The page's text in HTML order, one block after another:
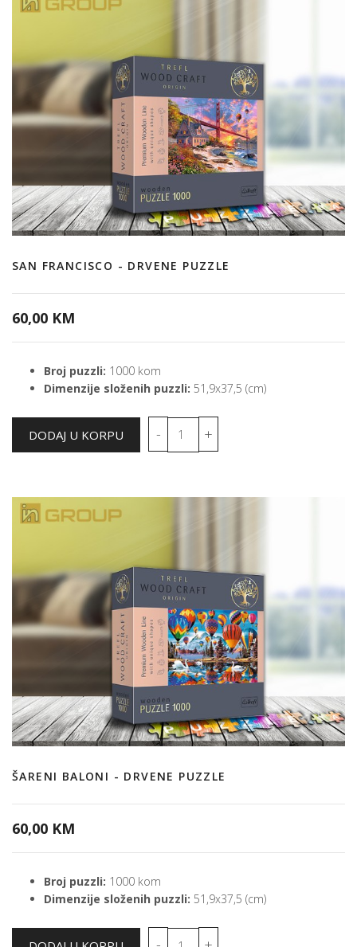
SAN FRANCISCO - DRVENE PUZZLE
60,00 KM
Broj puzzli: 1000 kom
Dimenzije složenih puzzli: 51,9x37,5 (cm)
ŠARENI BALONI - DRVENE PUZZLE
60,00 KM
Broj puzzli: 1000 kom
Dimenzije složenih puzzli: 51,9x37,5 (cm)